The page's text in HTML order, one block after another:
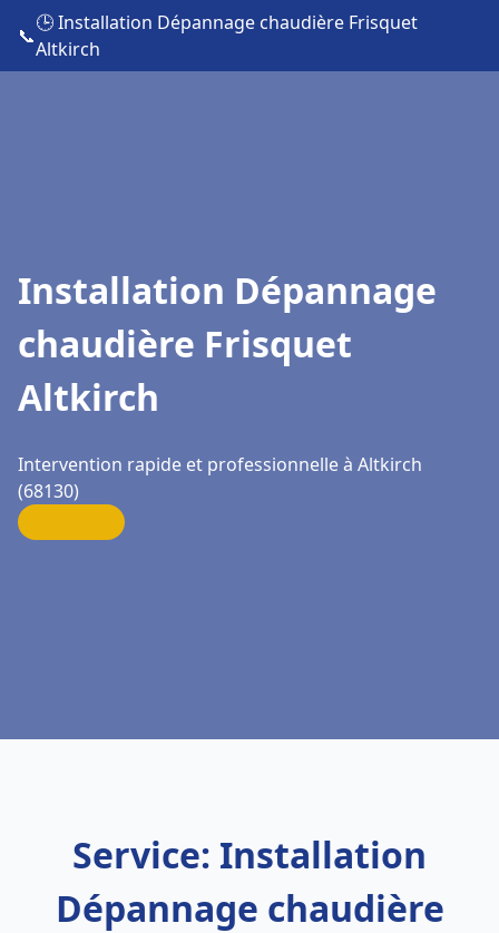
📞
🕒 Installation Dépannage chaudière Frisquet
Altkirch
Installation Dépannage
chaudière Frisquet
Altkirch
Intervention rapide et professionnelle à Altkirch
(68130)
Service: Installation
Dépannage chaudière